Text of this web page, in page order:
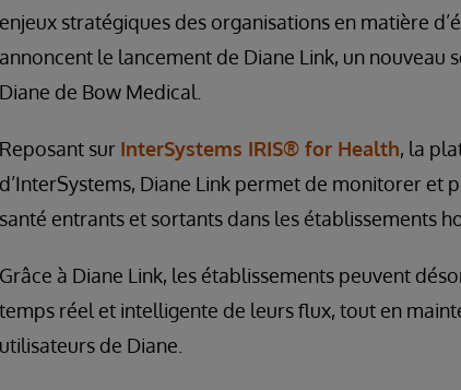
enjeux stratégiques des organisations en matière
annoncent le lancement de Diane Link, un nouveau
Diane de Bow Medical.
Reposant sur InterSystems IRIS® for Health, la
d’InterSystems, Diane Link permet de monitorer et
santé entrants et sortants dans les établissements
Grâce à Diane Link, les établissements peuvent
temps réel et intelligente de leurs flux, tout en
utilisateurs de Diane.